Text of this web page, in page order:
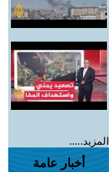
المزيد.....
أخبار عامة